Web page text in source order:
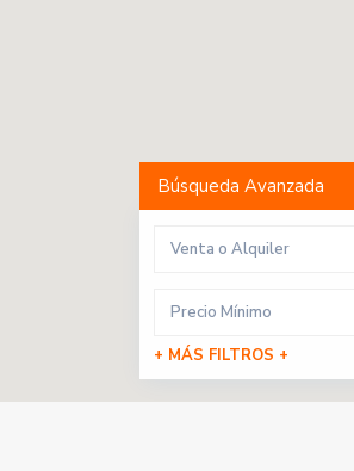
Búsqueda Avanzada
Venta o Alquiler
+ MÁS FILTROS +